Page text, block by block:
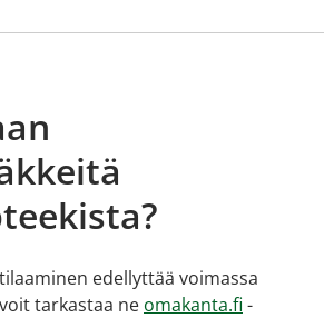
edellyttää voimassa
tarkastaa ne omakanta.fi -